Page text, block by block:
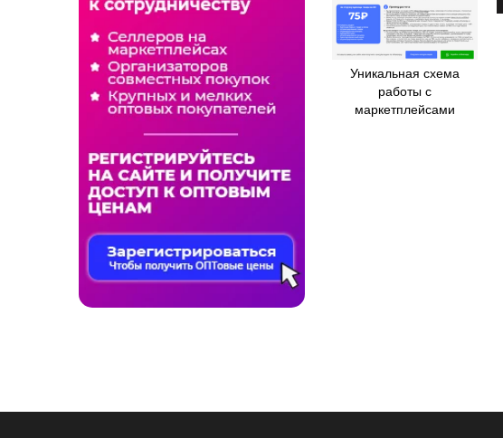
Уникальная схема
работы с
маркетплейсами